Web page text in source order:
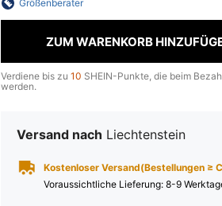
Größenberater
ZUM WARENKORB
Verdiene bis zu 10 SHEIN-Punkte, die beim
werden.
Versand nach Liechtenstein
Kostenloser Versand(Bestellungen ≥
Voraussichtliche Lieferung: 8-9